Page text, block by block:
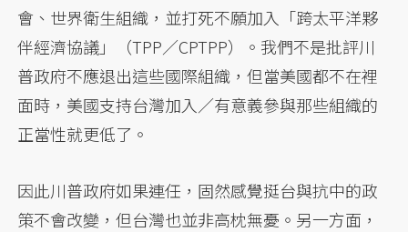
會、世界衛生組織，並打死不願加入「跨太平洋夥
伴經濟協議」（TPP／CPTPP）。我們不是批評川
普政府不應退出這些國際組織，但當美國都不在裡
面時，美國支持台灣加入／有意義參與那些組織的
正當性就更低了。
因此川普政府如果連任，固然感覺挺台與抗中的政
策不會改變，但台灣也並非高枕無憂。另一方面，